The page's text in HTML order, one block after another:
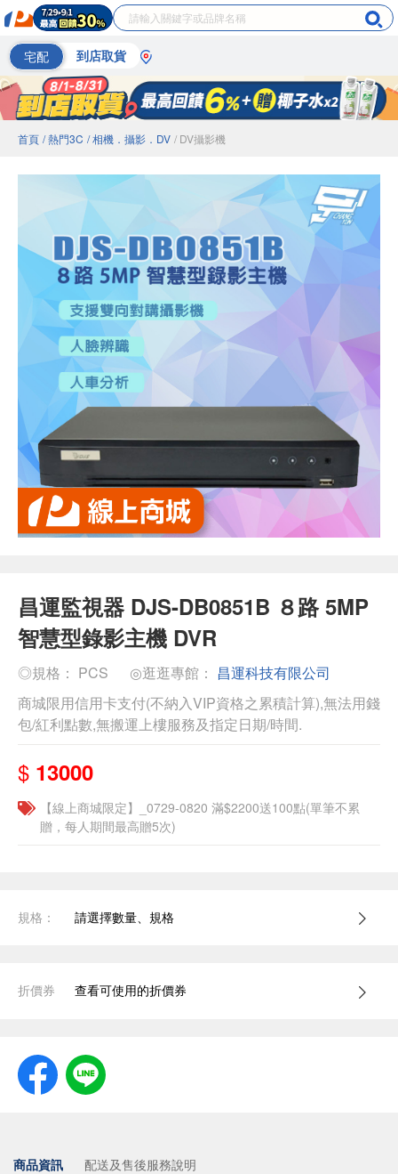
宅配 到店取貨
首頁 / 熱門3C / 相機．攝影．DV / DV攝影機
昌運監視器 DJS-DB0851B ８路 5MP
智慧型錄影主機 DVR
◎規格： PCS ◎逛逛專館： 昌運科技有限公司
商城限用信用卡支付(不納入VIP資格之累積計算),無法用錢
包/紅利點數,無搬運上樓服務及指定日期/時間.
$ 13000
【線上商城限定】_0729-0820 滿$2200送100點(單筆不累
贈，每人期間最高贈5次)
規格： 請選擇數量、規格
折價券 查看可使用的折價券
商品資訊 配送及售後服務說明